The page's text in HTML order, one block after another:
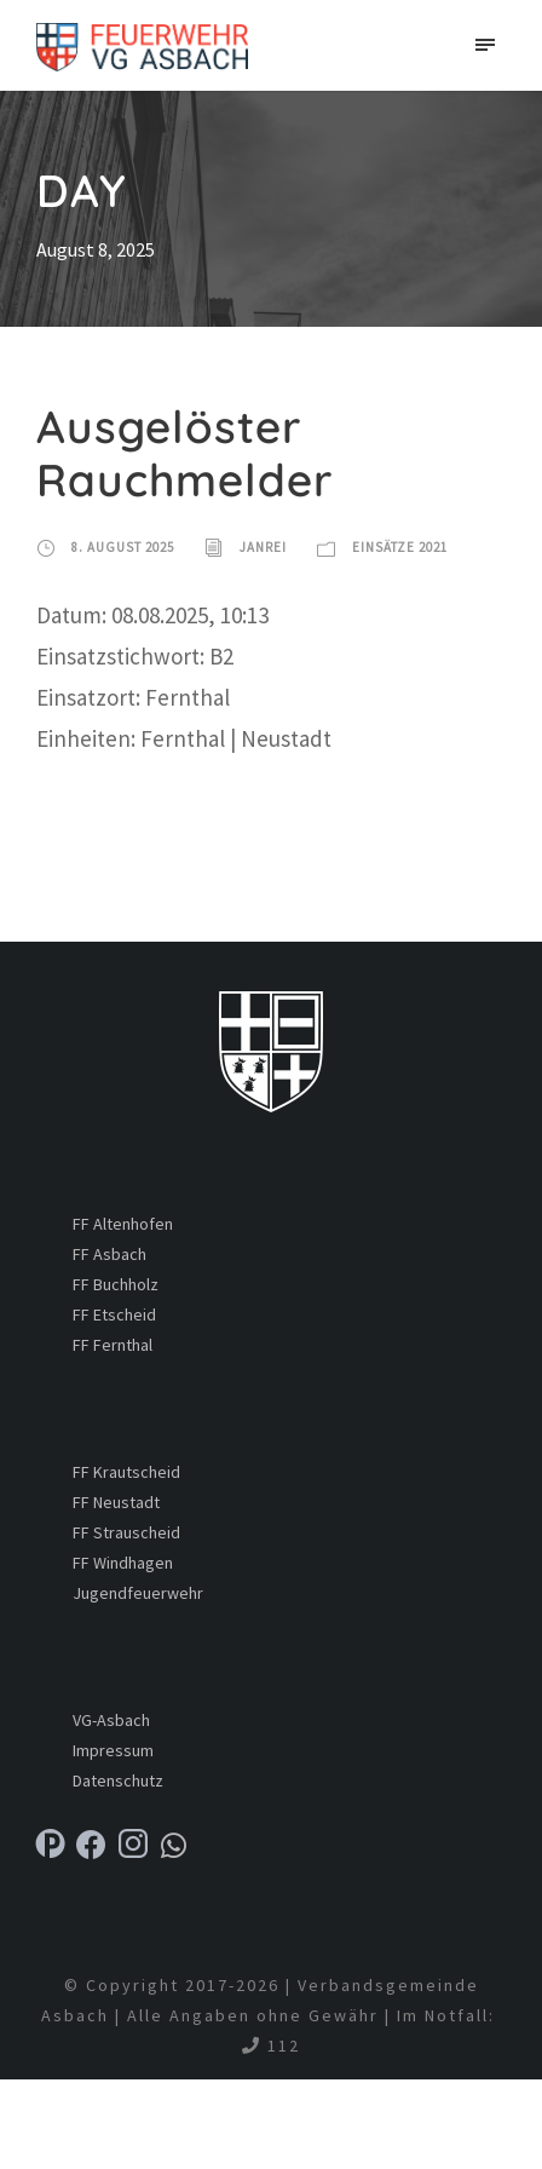
DAY
August 8, 2025
Ausgelöster
Rauchmelder
8. AUGUST 2025 JANREI EINSÄTZE 2021
Datum: 08.08.2025, 10:13
Einsatzstichwort: B2
Einsatzort: Fernthal
Einheiten: Fernthal | Neustadt
FF Altenhofen
FF Asbach
FF Buchholz
FF Etscheid
FF Fernthal
FF Krautscheid
FF Neustadt
FF Strauscheid
FF Windhagen
Jugendfeuerwehr
VG-Asbach
Impressum
Datenschutz
© Copyright 2017-2026 | Verbandsgemeinde
Asbach | Alle Angaben ohne Gewähr | Im Notfall:
112